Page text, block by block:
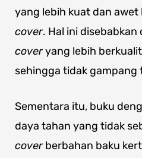
yang lebih kuat dan
cover. Hal ini disebabkan
coveryang lebih
sehingga tidak gampang
Sementara itu, buku
daya tahan yang tidak
coverberbahan baku